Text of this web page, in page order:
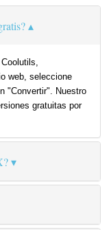
web, seleccione
"Convertir". Nuestro
gratuitas por